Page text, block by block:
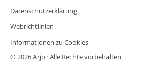
Datenschutzerklärung
Webrichtlinien
Informationen zu Cookies
© 2026 Arjo · Alle Rechte vorbehalten